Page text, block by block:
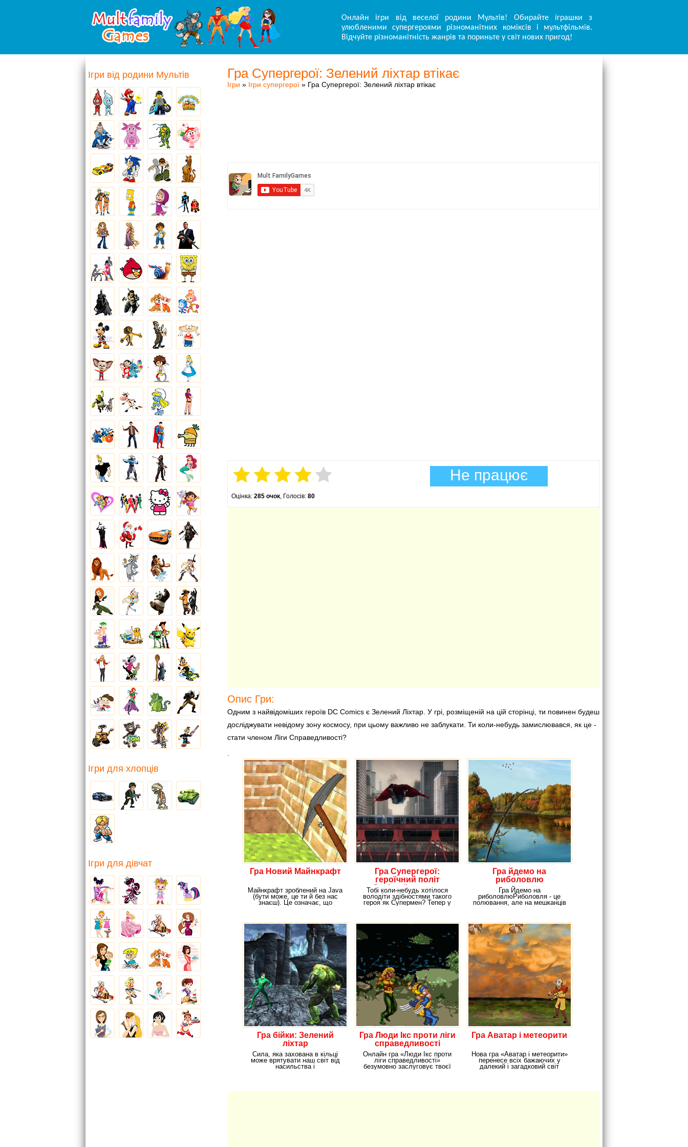
Онлайн ігри від веселої родини Мультів! Обирайте іграшки з
улюбленими супергероями різноманітних коміксів і мультфільмів.
Відчуйте різноманітність жанрів та пориньте у світ нових пригод!
Гра Супергерої: Зелений ліхтар втікає
Ігри » Ігри супергерої » Гра Супергерої: Зелений ліхтар втікає
Оцінка: 285 очок, Голосів: 80
Не працює
Опис Гри:
Одним з найвідоміших героїв DC Comics є Зелений Ліхтар. У грі, розміщеній на цій сторінці, ти повинен будеш
досліджувати невідому зону космосу, при цьому важливо не заблукати. Ти коли-небудь замислювався, як це -
стати членом Ліги Справедливості?
Гра Новий Майнкрафт
Майнкрафт зроблений на Java
(бути може, це ти й без нас
знаєш). Це означає, що
Гра Супергерої:
героїчний політ
Залізної людини
Тобі коли-небудь хотілося
володіти здібностями такого
героя як Супермен? Тепер у
Гра йдемо на
риболовлю
Гра Йдемо на
риболовлюРиболовля - це
полювання, але на мешканців
Гра бійки: Зелений
ліхтар
Сила, яка захована в кільці
може врятувати наш світ від
насильства і
Гра Люди Ікс проти ліги
справедливості
Онлайн гра «Люди Ікс проти
ліги справедливості»
безумовно заслуговує твоєї
Гра Аватар і метеорити
Нова гра «Аватар і метеорити»
перенесе всіх бажаючих у
далекий і загадковий світ
Ігри від родини Мультів
Ігри для хлопців
Ігри для дівчат